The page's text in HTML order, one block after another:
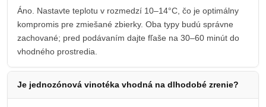
Áno. Nastavte teplotu v rozmedzí 10–14°C, čo je optimálny
kompromis pre zmiešané zbierky. Oba typy budú správne
zachované; pred podávaním dajte fľaše na 30–60 minút do
vhodného prostredia.
Je jednozónová vinotéka vhodná na dlhodobé zrenie?